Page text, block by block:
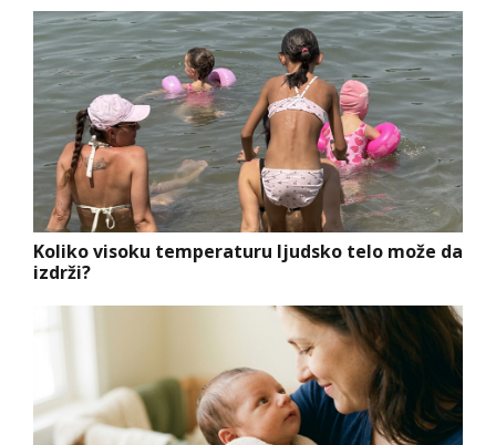
Koliko visoku temperaturu ljudsko telo može da
izdrži?